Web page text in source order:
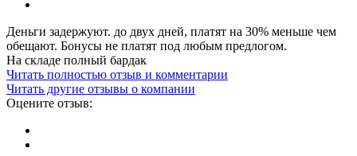
Деньги задержуют. до двух дней, платят на 30% меньше чем
обещают. Бонусы не платят под любым предлогом.
На складе полный бардак
Читать полностью отзыв и комментарии
Читать другие отзывы о компании
Оцените отзыв: